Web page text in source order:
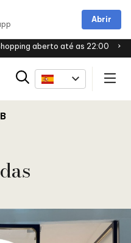
aberto até as 22:00
Abrir